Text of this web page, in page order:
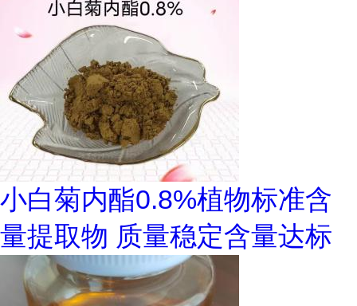
小白菊内酯0.8%植物标准含
量提取物 质量稳定含量达标